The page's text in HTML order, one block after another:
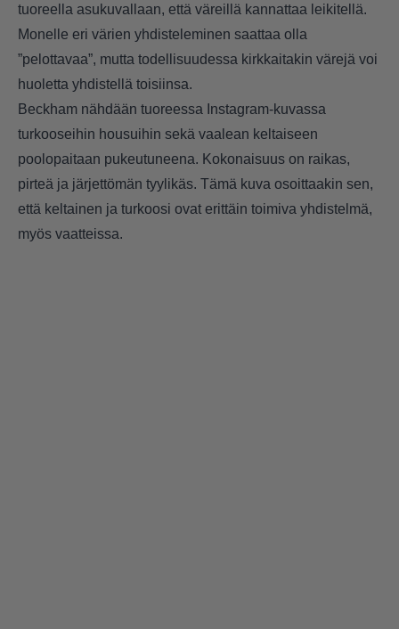
tuoreella asukuvallaan, että väreillä kannattaa leikitellä.
Monelle eri värien yhdisteleminen saattaa olla
”pelottavaa”, mutta todellisuudessa kirkkaitakin värejä voi
huoletta yhdistellä toisiinsa.
Beckham nähdään tuoreessa Instagram-kuvassa
turkooseihin housuihin sekä vaalean keltaiseen
poolopaitaan pukeutuneena. Kokonaisuus on raikas,
pirteä ja järjettömän tyylikäs. Tämä kuva osoittaakin sen,
että keltainen ja turkoosi ovat erittäin toimiva yhdistelmä,
myös vaatteissa.